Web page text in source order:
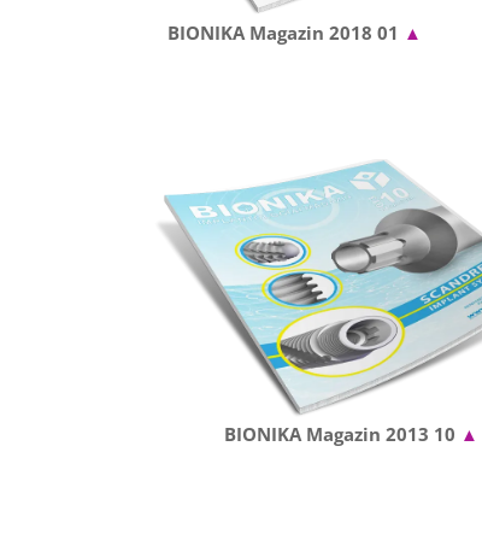
BIONIKA Magazin 2018 01 ▲
BIONIKA Magazin 2013 10 ▲